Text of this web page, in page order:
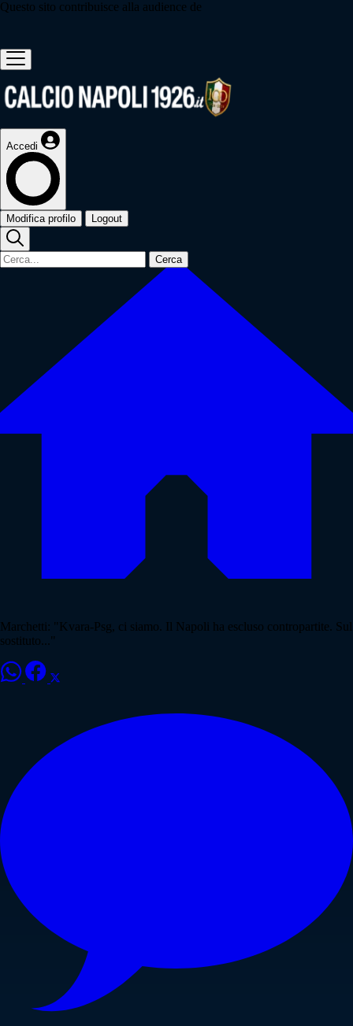
Questo sito contribuisce alla audience de
Accedi
Modifica profilo Logout
Cerca
Marchetti: "Kvara-Psg, ci siamo. Il Napoli ha escluso contropartite. Sul
sostituto..."